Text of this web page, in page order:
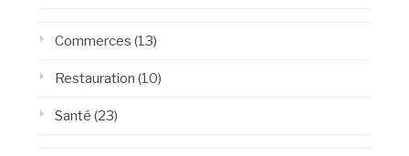
Commerces (13)
Restauration (10)
Santé (23)